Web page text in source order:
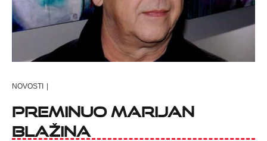
NOVOSTI |
Preminuo Marijan
Blažina